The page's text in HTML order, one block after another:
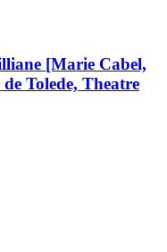
[Marie Cabel,
Tolede, Theatre